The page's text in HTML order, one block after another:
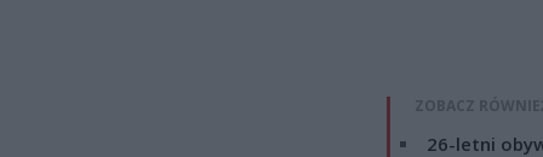
ZOBACZ
26-letni